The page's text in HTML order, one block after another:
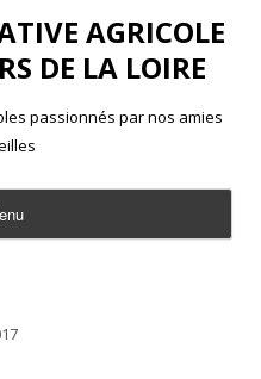
AGRICOLE
DE LA LOIRE
passionnés par nos amies